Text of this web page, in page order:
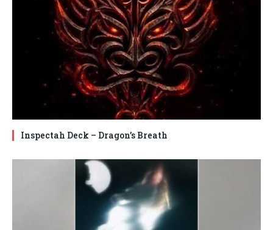
Inspectah Deck – Dragon’s Breath